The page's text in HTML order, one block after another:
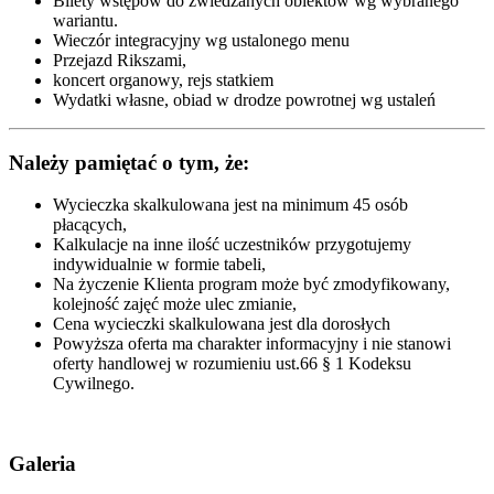
wariantu.
Wieczór integracyjny wg ustalonego menu
Przejazd Rikszami,
koncert organowy, rejs statkiem
Wydatki własne, obiad w drodze powrotnej wg ustaleń
Należy pamiętać o tym, że:
Wycieczka skalkulowana jest na minimum 45 osób
płacących,
Kalkulacje na inne ilość uczestników przygotujemy
indywidualnie w formie tabeli,
Na życzenie Klienta program może być zmodyfikowany,
kolejność zajęć może ulec zmianie,
Cena wycieczki skalkulowana jest dla dorosłych
Powyższa oferta ma charakter informacyjny i nie stanowi
oferty handlowej w rozumieniu ust.66 § 1 Kodeksu
Cywilnego.
Galeria